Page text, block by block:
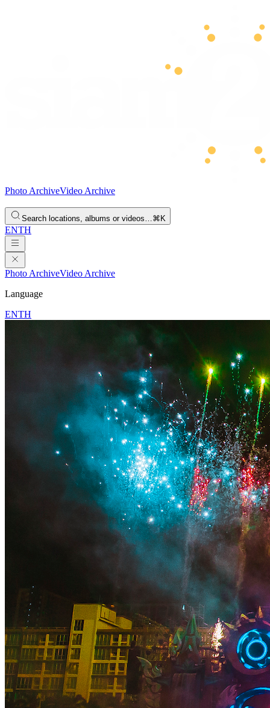
Photo ArchiveVideo Archive
Search locations, albums or videos…⌘K
ENTH
Photo ArchiveVideo Archive
Language
ENTH